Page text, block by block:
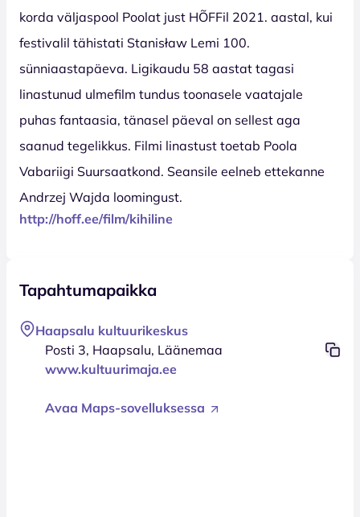
korda väljaspool Poolat just HÕFFil 2021. aastal, kui
festivalil tähistati Stanisław Lemi 100.
sünniaastapäeva. Ligikaudu 58 aastat tagasi
linastunud ulmefilm tundus toonasele vaatajale
puhas fantaasia, tänasel päeval on sellest aga
saanud tegelikkus. Filmi linastust toetab Poola
Vabariigi Suursaatkond. Seansile eelneb ettekanne
Andrzej Wajda loomingust.
http://hoff.ee/film/kihiline
Tapahtumapaikka
Haapsalu kultuurikeskus
Posti 3, Haapsalu, Läänemaa
www.kultuurimaja.ee
Avaa Maps-sovelluksessa